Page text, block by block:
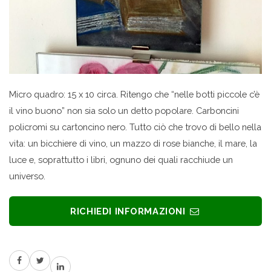
Micro quadro: 15 x 10 circa. Ritengo che “nelle botti piccole c’è
il vino buono” non sia solo un detto popolare. Carboncini
policromi su cartoncino nero. Tutto ciò che trovo di bello nella
vita: un bicchiere di vino, un mazzo di rose bianche, il mare, la
luce e, soprattutto i libri, ognuno dei quali racchiude un
universo.
RICHIEDI INFORMAZIONI